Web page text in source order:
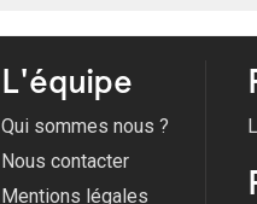
L'équipe
Qui sommes nous ?
Nous contacter
Mentions légales